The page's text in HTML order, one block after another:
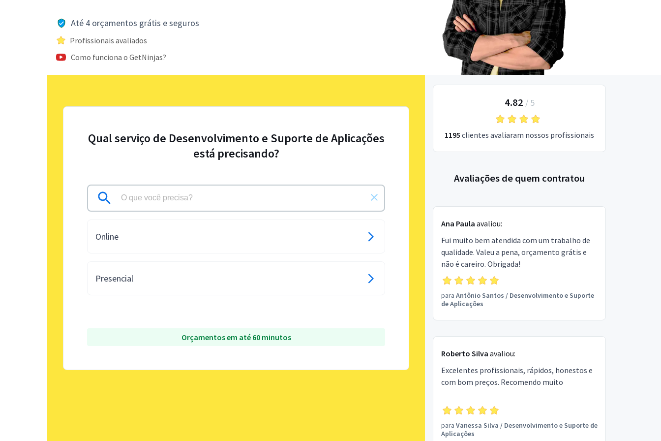
Até 4 orçamentos grátis e seguros
Profissionais avaliados
Como funciona o GetNinjas?
Qual serviço de Desenvolvimento e Suporte de Aplicações
está precisando?
Online
Presencial
Orçamentos em até 60 minutos
4.82 / 5
1195 clientes avaliaram nossos profissionais
Avaliações de quem contratou
Ana Paula avaliou:
Fui muito bem atendida com um trabalho de
qualidade. Valeu a pena, orçamento grátis e
não é careiro. Obrigada!
para Antônio Santos / Desenvolvimento e Suporte
de Aplicações
Roberto Silva avaliou:
Excelentes profissionais, rápidos, honestos e
com bom preços. Recomendo muito
para Vanessa Silva / Desenvolvimento e Suporte de
Aplicações